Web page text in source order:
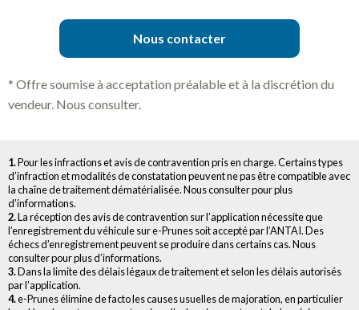
Nous contacter
* Offre soumise à acceptation préalable et à la discrétion du
vendeur. Nous consulter.
1.Pour les infractions et avis de contravention pris en charge. Certains types
d’infraction et modalités de constatation peuvent ne pas être compatible avec
la chaîne de traitement dématérialisée. Nous consulter pour plus
d’informations.
2.La réception des avis de contravention sur l’application nécessite que
l’enregistrement du véhicule sur e-Prunes soit accepté par l’ANTAI. Des
échecs d’enregistrement peuvent se produire dans certains cas. Nous
consulter pour plus d’informations.
3.Dans la limite des délais légaux de traitement et selon les délais autorisés
par l’application.
4.e-Prunes élimine de facto les causes usuelles de majoration, en particulier